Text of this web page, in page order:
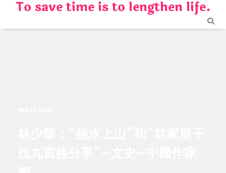
content
To save time is to lengthen life.